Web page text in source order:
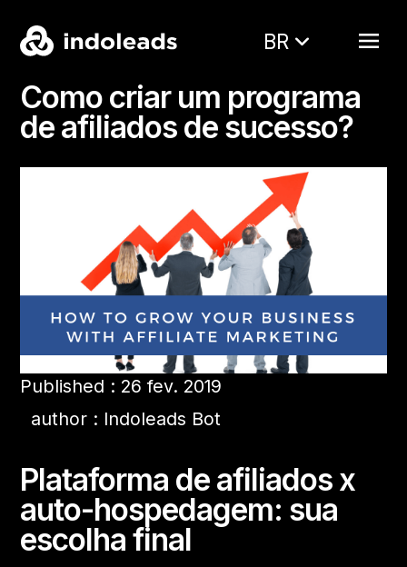
BR
Como criar um programa
de afiliados de sucesso?
Published : 26 fev. 2019
author : Indoleads Bot
Plataforma de afiliados x
auto-hospedagem: sua
escolha final